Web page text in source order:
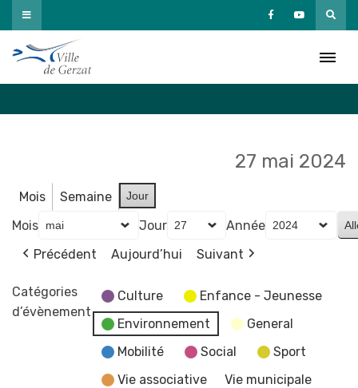
Passer
au
contenu
27 mai 2024
Mois Semaine Jour
Mois Jour
Année
Précédent
Aujourd’hui Suivant
Catégories
d’évènement
Culture
Enfance - Jeunesse
Environnement
General
Mobilité
Social
Sport
Vie associative
Vie municipale